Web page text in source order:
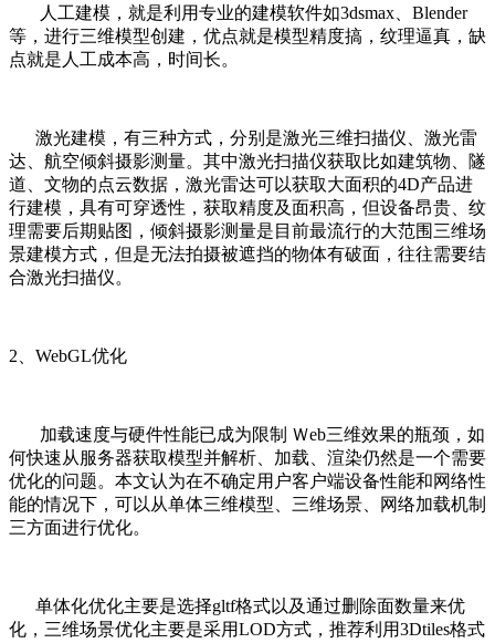
人工建模，就是利用专业的建模软件如3dsmax、Blender
等，进行三维模型创建，优点就是模型精度搞，纹理逼真，缺
点就是人工成本高，时间长。
激光建模，有三种方式，分别是激光三维扫描仪、激光雷
达、航空倾斜摄影测量。其中激光扫描仪获取比如建筑物、隧
道、文物的点云数据，激光雷达可以获取大面积的4D产品进
行建模，具有可穿透性，获取精度及面积高，但设备昂贵、纹
理需要后期贴图，倾斜摄影测量是目前最流行的大范围三维场
景建模方式，但是无法拍摄被遮挡的物体有破面，往往需要结
合激光扫描仪。
2、WebGL优化
加载速度与硬件性能已成为限制 Ｗeb三维效果的瓶颈，如
何快速从服务器获取模型并解析、加载、渲染仍然是一个需要
优化的问题。本文认为在不确定用户客户端设备性能和网络性
能的情况下，可以从单体三维模型、三维场景、网络加载机制
三方面进行优化。
单体化优化主要是选择gltf格式以及通过删除面数量来优
化，三维场景优化主要是采用LOD方式，推荐利用3Dtiles格式